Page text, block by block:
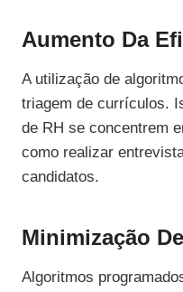
Aumento Da
A utilização de
triagem de currículos.
de RH se concentrem
como realizar
candidatos.
Minimização
Algoritmos